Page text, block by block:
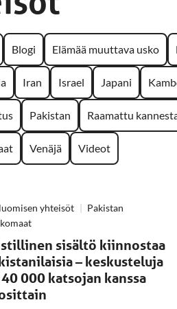
Blogi Elämää muuttava usko
Iran Israel Japani
Pakistan Raamattu
Venäjä Videot
yhteisöt
Pakistan
sisältö kiinnostaa
– keskusteluja
000 katsojan kanssa